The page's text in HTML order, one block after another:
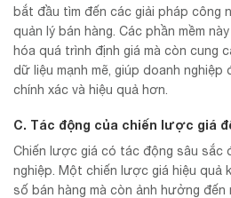
bắt đầu tìm đến các giải pháp công
quản lý bán hàng. Các phần mềm
hóa quá trình định giá mà còn cung
dữ liệu mạnh mẽ, giúp doanh nghiệp
chính xác và hiệu quả hơn.
C. Tác động của chiến lược giá
Chiến lược giá có tác động sâu sắc
nghiệp. Một chiến lược giá hiệu quả
số bán hàng mà còn ảnh hưởng đến